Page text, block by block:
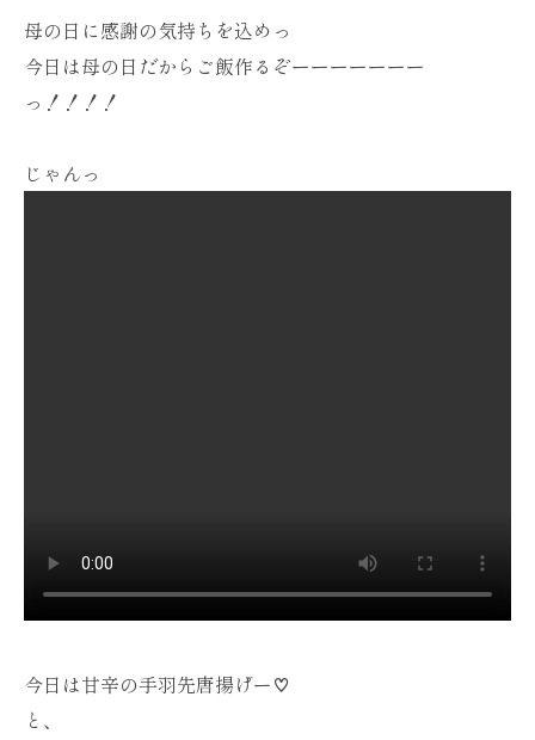
母の日に感謝の気持ちを込めっ
今日は母の日だからご飯作るぞーーーーーーー
っ！！！！
じゃんっ
今日は甘辛の手羽先唐揚げー♡
と、